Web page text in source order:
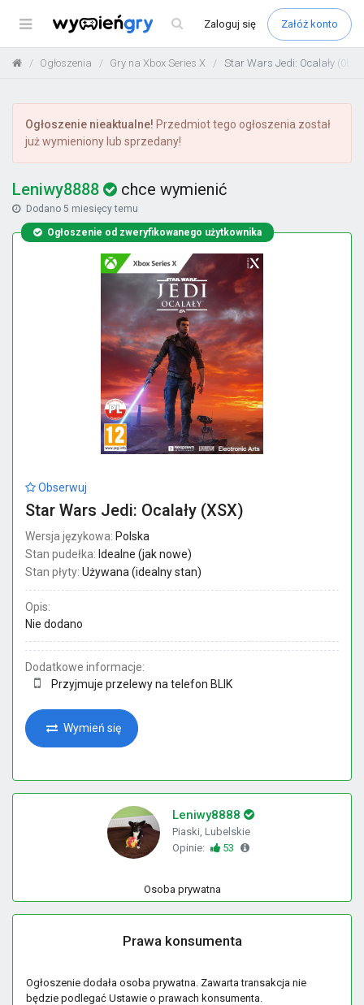
Menu Zaloguj się Załóż konto
Ogłoszenia Gry na Xbox Series X Star Wars Jedi: Ocalały
Ogłoszenie nieaktualne! Przedmiot tego ogłoszenia został
już wymieniony lub sprzedany!
Leniwy8888 chce wymienić
Dodano 5 miesięcy temu
Ogłoszenie od zweryfikowanego użytkownika
Obserwuj
Star Wars Jedi: Ocalały (XSX)
Wersja językowa: Polska
Stan pudełka: Idealne (jak nowe)
Stan płyty: Używana (idealny stan)
Opis:
Nie dodano
Dodatkowe informacje:
Przyjmuje przelewy na telefon BLIK
Wymień się
Leniwy8888
Piaski, Lubelskie
Opinie:
53
Osoba prywatna
Prawa konsumenta
Ogłoszenie dodała osoba prywatna. Zawarta transakcja nie
będzie podlegać Ustawie o prawach konsumenta.